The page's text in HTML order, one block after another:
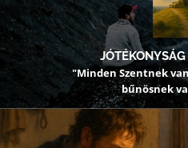
"Minden Szentnek
bűnösnek